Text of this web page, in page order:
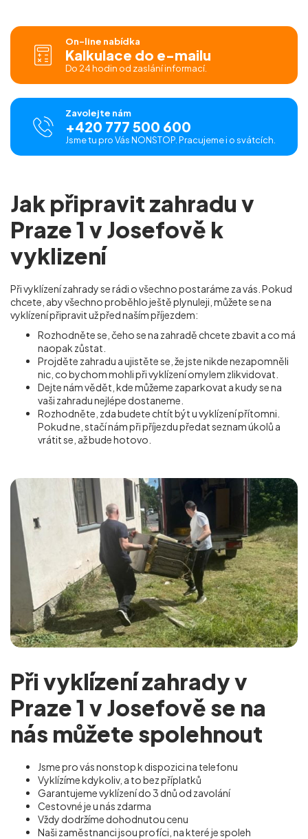
On-line nabídka
Kalkulace do e-mailu
Do 24 hodin od zaslání informací.
Zavolejte nám
+420 777 500 600
Jsme tu pro Vás NONSTOP. Pracujeme i o svátcích.
Jak připravit zahradu v
Praze 1 v Josefově k
vyklizení
Při vyklízení zahrady se rádi o všechno postaráme za vás. Pokud
chcete, aby všechno proběhlo ještě plynuleji, můžete se na
vyklízení připravit už před naším příjezdem:
Rozhodněte se, čeho se na zahradě chcete zbavit a co má
naopak zůstat.
Projděte zahradu a ujistěte se, že jste nikde nezapomněli
nic, co bychom mohli při vyklízení omylem zlikvidovat.
Dejte nám vědět, kde můžeme zaparkovat a kudy se na
vaši zahradu nejlépe dostaneme.
Rozhodněte, zda budete chtít být u vyklízení přítomni.
Pokud ne, stačí nám při příjezdu předat seznam úkolů a
vrátit se, až bude hotovo.
Při vyklízení zahrady v
Praze 1 v Josefově se na
nás můžete spolehnout
Jsme pro vás nonstop k dispozici na telefonu
Vyklízíme kdykoliv, a to bez příplatků
Garantujeme vyklízení do 3 dnů od zavolání
Cestovné je u nás zdarma
Vždy dodržíme dohodnutou cenu
Naši zaměstnanci jsou profíci, na které je spoleh